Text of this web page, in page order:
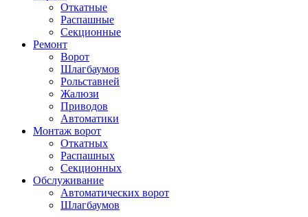
Откатные
Распашные
Секционные
Ремонт
Ворот
Шлагбаумов
Рольставней
Жалюзи
Приводов
Автоматики
Монтаж ворот
Откатных
Распашных
Секционных
Обслуживание
Автоматических ворот
Шлагбаумов